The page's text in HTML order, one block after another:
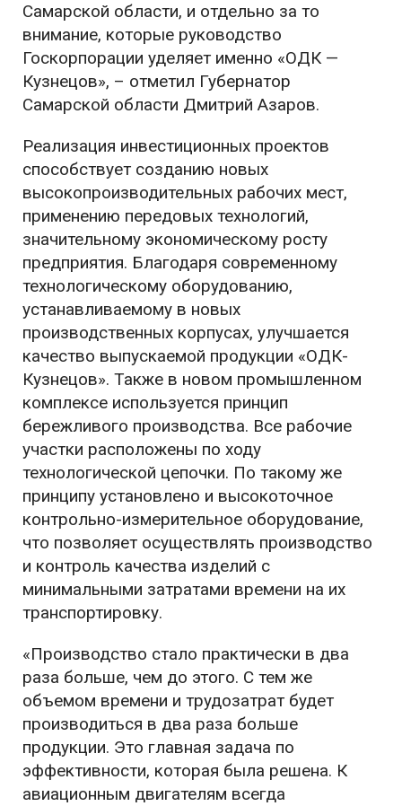
Самарской области, и отдельно за то
внимание, которые руководство
Госкорпорации уделяет именно «ОДК —
Кузнецов», – отметил Губернатор
Самарской области Дмитрий Азаров.
Реализация инвестиционных проектов
способствует созданию новых
высокопроизводительных рабочих мест,
применению передовых технологий,
значительному экономическому росту
предприятия. Благодаря современному
технологическому оборудованию,
устанавливаемому в новых
производственных корпусах, улучшается
качество выпускаемой продукции «ОДК-
Кузнецов». Также в новом промышленном
комплексе используется принцип
бережливого производства. Все рабочие
участки расположены по ходу
технологической цепочки. По такому же
принципу установлено и высокоточное
контрольно-измерительное оборудование,
что позволяет осуществлять производство
и контроль качества изделий с
минимальными затратами времени на их
транспортировку.
«Производство стало практически в два
раза больше, чем до этого. С тем же
объемом времени и трудозатрат будет
производиться в два раза больше
продукции. Это главная задача по
эффективности, которая была решена. К
авиационным двигателям всегда